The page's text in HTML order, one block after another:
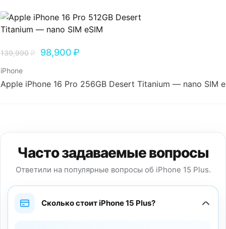
139,990₽ 98,900₽
iPhone
Apple iPhone 16 Pro 256GB Desert Titanium — nano SIM
Часто задаваемые вопросы
Ответили на популярные вопросы об iPhone 15 Plus.
Сколько стоит iPhone 15 Plus?